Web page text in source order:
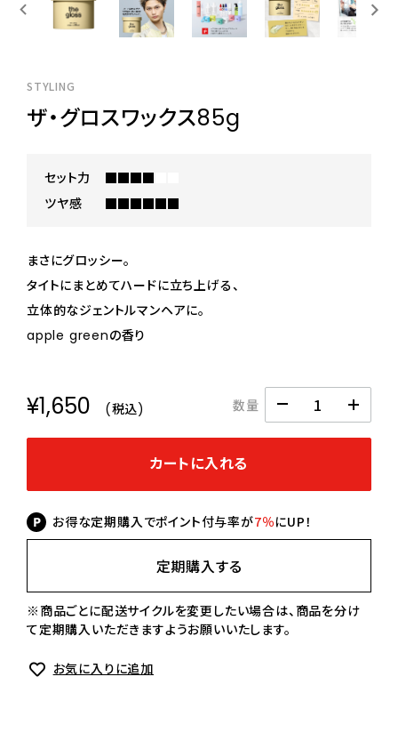
STYLING
ザ・グロスワックス85g
セット力
ツヤ感
まさにグロッシー。
タイトにまとめてハードに立ち上げる、
立体的なジェントルマンヘアに。
apple greenの香り
¥1,650 (税込) 数量
カートに入れる
お得な定期購入でポイント付与率が7％にUP！
定期購入する
※商品ごとに配送サイクルを変更したい場合は、商品を分け
て定期購入いただきますようお願いいたします。
お気に入りに追加